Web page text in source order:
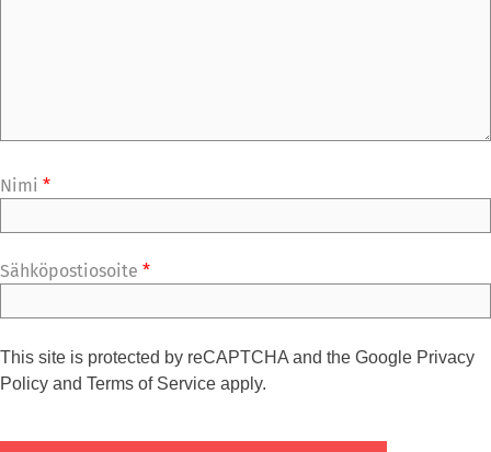
Nimi *
Sähköpostiosoite *
This site is protected by reCAPTCHA and the Google Privacy
Policy and Terms of Service apply.